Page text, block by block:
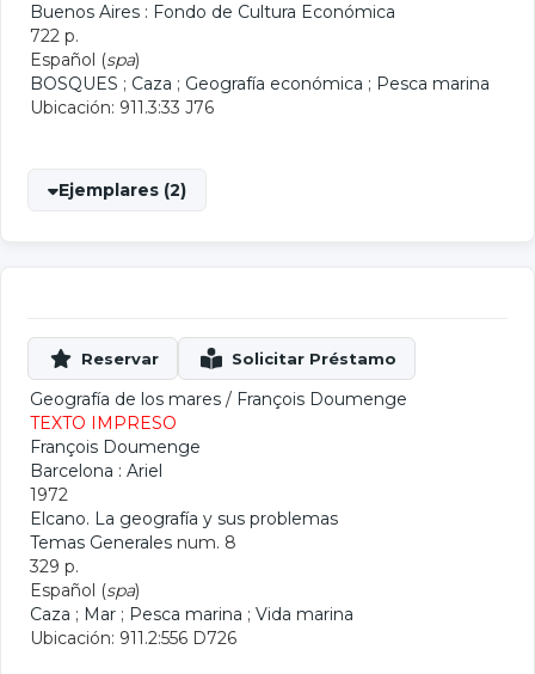
Buenos Aires : Fondo de Cultura Económica
722 p.
Español (spa)
BOSQUES ; Caza ; Geografía económica ; Pesca marina
Ubicación: 911.3:33 J76
Ejemplares (2)
Geografía de los mares / François Doumenge
TEXTO IMPRESO
François Doumenge
Barcelona : Ariel
1972
Elcano. La geografía y sus problemas
Temas Generales num. 8
329 p.
Español (spa)
Caza ; Mar ; Pesca marina ; Vida marina
Ubicación: 911.2:556 D726